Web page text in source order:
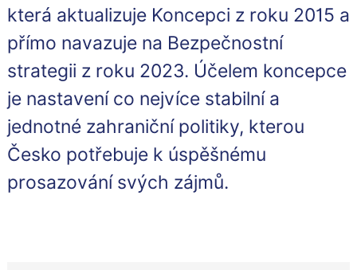
která aktualizuje Koncepci z roku 2015 a
přímo navazuje na Bezpečnostní
strategii z roku 2023. Účelem koncepce
je nastavení co nejvíce stabilní a
jednotné zahraniční politiky, kterou
Česko potřebuje k úspěšnému
prosazování svých zájmů.